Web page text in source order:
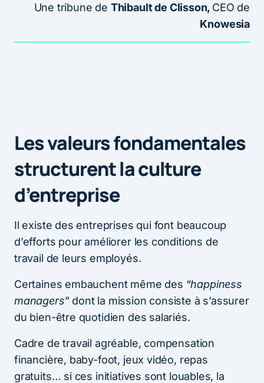
Une tribune de Thibault de Clisson, CEO de
Knowesia
Les valeurs fondamentales
structurent la culture
d’entreprise
Il existe des entreprises qui font beaucoup
d’efforts pour améliorer les conditions de
travail de leurs employés.
Certaines embauchent même des “happiness
managers” dont la mission consiste à s’assurer
du bien-être quotidien des salariés.
Cadre de travail agréable, compensation
financière, baby-foot, jeux vidéo, repas
gratuits… si ces initiatives sont louables, la